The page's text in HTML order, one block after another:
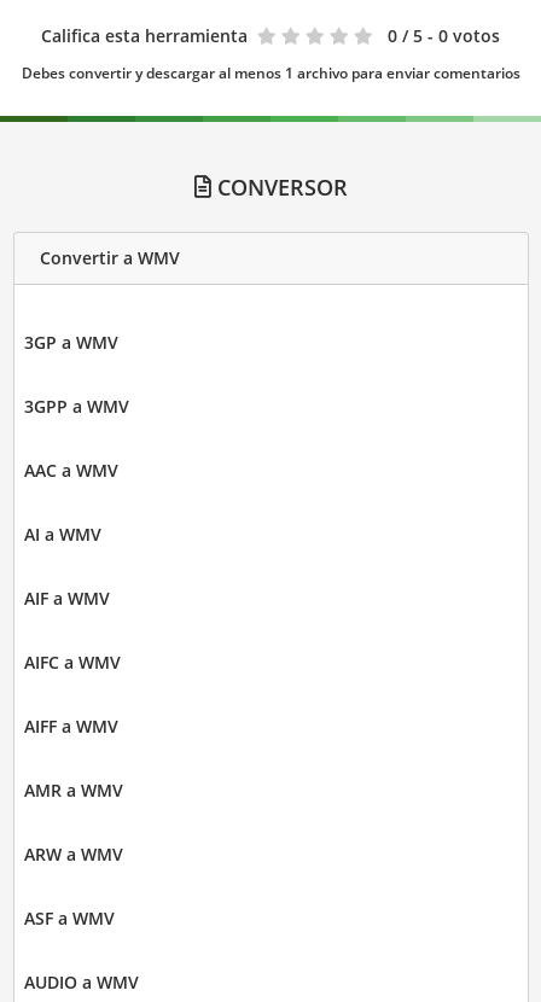
Califica esta herramienta 0 / 5 - 0 votos
Debes convertir y descargar al menos 1 archivo para enviar comentarios
CONVERSOR
Convertir a WMV
3GP a WMV
3GPP a WMV
AAC a WMV
AI a WMV
AIF a WMV
AIFC a WMV
AIFF a WMV
AMR a WMV
ARW a WMV
ASF a WMV
AUDIO a WMV